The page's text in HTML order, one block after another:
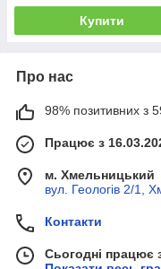
Купити
Про нас
98% позитивних з
Працює з
м. Хмельницький
вул. Геологів 2/1,
Контакти
Сьогодні працює